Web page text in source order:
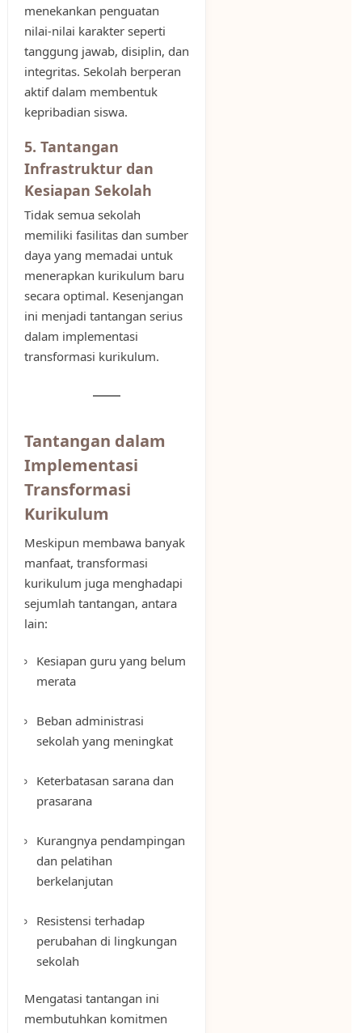
menekankan penguatan
nilai-nilai karakter seperti
tanggung jawab, disiplin, dan
integritas. Sekolah berperan
aktif dalam membentuk
kepribadian siswa.
5. Tantangan
Infrastruktur dan
Kesiapan Sekolah
Tidak semua sekolah
memiliki fasilitas dan sumber
daya yang memadai untuk
menerapkan kurikulum baru
secara optimal. Kesenjangan
ini menjadi tantangan serius
dalam implementasi
transformasi kurikulum.
Tantangan dalam
Implementasi
Transformasi
Kurikulum
Meskipun membawa banyak
manfaat, transformasi
kurikulum juga menghadapi
sejumlah tantangan, antara
lain:
Kesiapan guru yang belum
merata
Beban administrasi
sekolah yang meningkat
Keterbatasan sarana dan
prasarana
Kurangnya pendampingan
dan pelatihan
berkelanjutan
Resistensi terhadap
perubahan di lingkungan
sekolah
Mengatasi tantangan ini
membutuhkan komitmen